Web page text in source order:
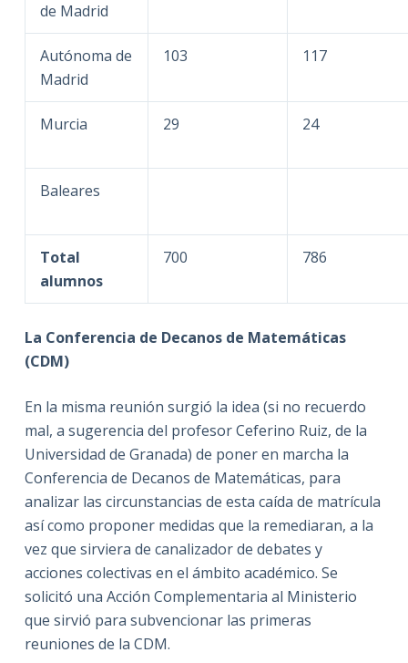
de Madrid
Autónoma de
Madrid
103 117
Murcia 29 24
Baleares
Total
alumnos
700 786
La Conferencia de Decanos de Matemáticas
(CDM)
En la misma reunión surgió la idea (si no recuerdo
mal, a sugerencia del profesor Ceferino Ruiz, de la
Universidad de Granada) de poner en marcha la
Conferencia de Decanos de Matemáticas, para
analizar las circunstancias de esta caída de matrícula
así como proponer medidas que la remediaran, a la
vez que sirviera de canalizador de debates y
acciones colectivas en el ámbito académico. Se
solicitó una Acción Complementaria al Ministerio
que sirvió para subvencionar las primeras
reuniones de la CDM.